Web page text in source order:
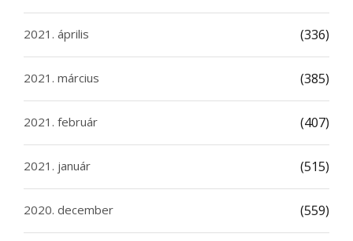
2021. április (336)
2021. március (385)
2021. február (407)
2021. január (515)
2020. december (559)